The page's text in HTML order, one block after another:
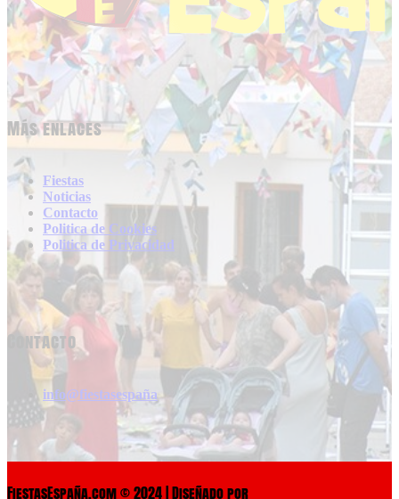
Más enlaces
Fiestas
Noticias
Contacto
Politica de Cookies
Politica de Privacidad
Contacto
info@fiestasespaña
FiestasEspaña.com © 2024 | Diseñado por